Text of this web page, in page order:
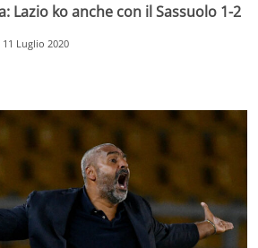
Lazio ko anche con il Sassuolo 1-2
11 Luglio 2020